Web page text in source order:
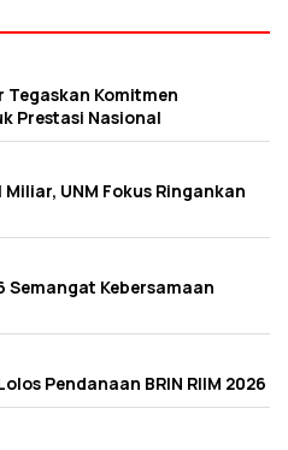
Tegaskan Komitmen
Prestasi Nasional
Miliar, UNM Fokus Ringankan
Semangat Kebersamaan
Pendanaan BRIN RIIM 2026